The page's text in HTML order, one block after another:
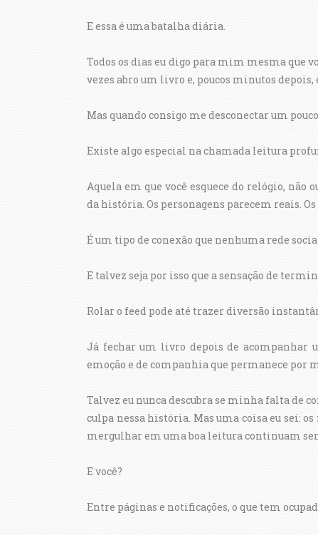
E essa é uma batalha diária.
Todos os dias eu digo para mim mesma que
vezes abro um livro e, poucos minutos
Mas quando consigo me desconectar um
Existe algo especial na chamada leitura
Aquela em que você esquece do relógio,
da história. Os personagens parecem reais.
É um tipo de conexão que nenhuma rede
E talvez seja por isso que a sensação de
Rolar o feed pode até trazer diversão
Já fechar um livro depois de acompanhar
emoção e de companhia que permanece por
Talvez eu nunca descubra se minha falta de
culpa nessa história. Mas uma coisa eu sei:
mergulhar em uma boa leitura continuam
E você?
Entre páginas e notificações, o que tem